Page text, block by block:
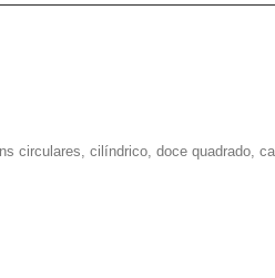
circulares, cilíndrico, doce quadrado,